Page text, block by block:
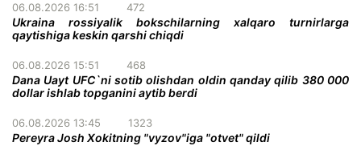
06.08.2026 16:51 472
Ukraina rossiyalik bokschilarning xalqaro turnirlarga
qaytishiga keskin qarshi chiqdi
06.08.2026 15:51 468
Dana Uayt UFC`ni sotib olishdan oldin qanday qilib 380 000
dollar ishlab topganini aytib berdi
06.08.2026 13:45 1323
Pereyra Josh Xokitning "vyzov"iga "otvet" qildi